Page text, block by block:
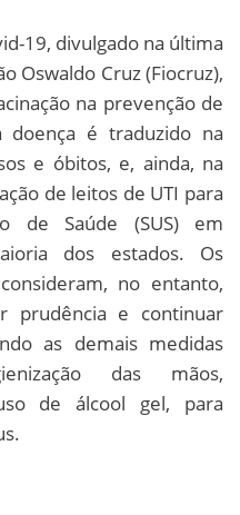
19, divulgado na última
Oswaldo Cruz (Fiocruz),
na prevenção de
é traduzido na
e óbitos, e, ainda, na
de leitos de UTI para
de Saúde (SUS) em
dos estados. Os
no entanto,
prudência e continuar
as demais medidas
das mãos,
de álcool gel, para